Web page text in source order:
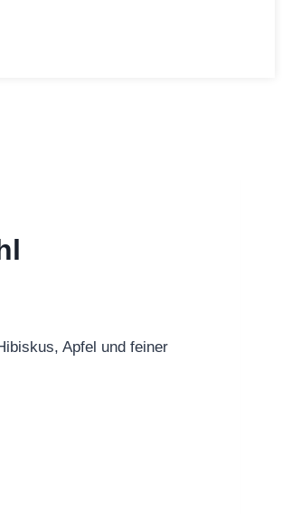
Apfel und feiner